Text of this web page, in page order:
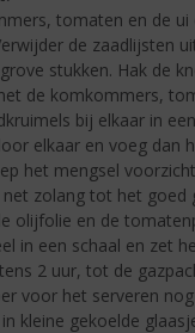
tomaten en de ui
de zaadlijsten
stukken. Hak de
de komkommers,
bij elkaar in
elkaar en voeg dan
het mengsel
zolang tot het goed
olijfolie en de
in een schaal en zet
2 uur, tot de
voor het serveren
kleine gekoelde